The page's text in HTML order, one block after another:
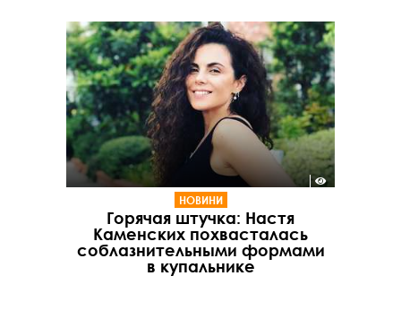
НОВИНИ
Горячая штучка: Настя
Каменских похвасталась
соблазнительными формами
в купальнике